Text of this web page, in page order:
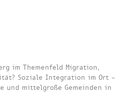
im Themenfeld Migration,
Soziale Integration im Ort –
und mittelgroße Gemeinden in